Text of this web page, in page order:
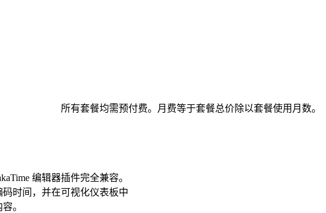
所有套餐均需预付费。月费等于套餐总价除以套餐使用月数。
编辑器插件完全兼容。
时间，并在可视化仪表板中
。